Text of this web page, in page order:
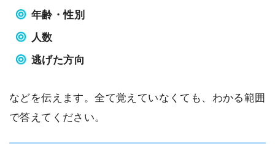
年齢・性別
人数
逃げた方向
などを伝えます。全て覚えていなくても、わかる範囲
で答えてください。